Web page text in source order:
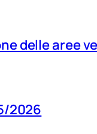
delle aree
2026